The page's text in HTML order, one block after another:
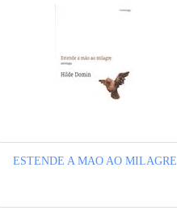
ESTENDE A MAO AO MILAGRE